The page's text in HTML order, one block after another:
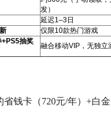
发）
延迟1–3日
仅限10款热门游戏
抽奖
融合移动VIP，无独立
钱卡（720元/年）+白